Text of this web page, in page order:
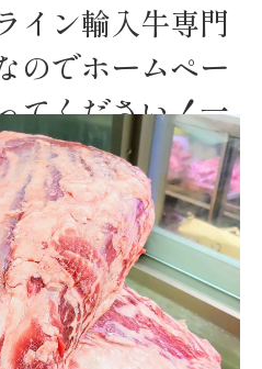
イン輸入牛専門
のでホームペー
てください！一
いない美味しい